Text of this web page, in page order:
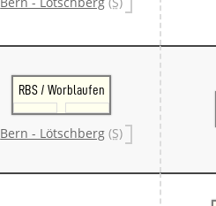
RBS / Worblaufen
Bern - Lötschberg (S)